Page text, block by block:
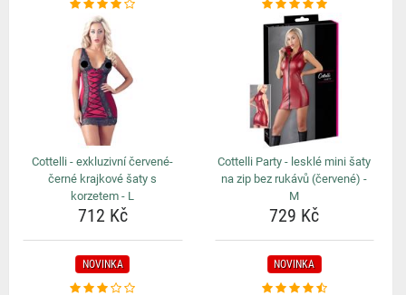
Cottelli - exkluzivní červené-
černé krajkové šaty s
korzetem - L
712 Kč
Cottelli Party - lesklé mini šaty
na zip bez rukávů (červené) -
M
729 Kč
NOVINKA NOVINKA